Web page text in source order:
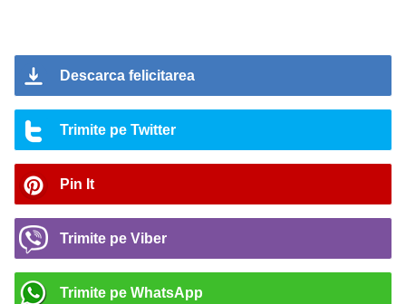
Descarca felicitarea
Trimite pe Twitter
Pin It
Trimite pe Viber
Trimite pe WhatsApp